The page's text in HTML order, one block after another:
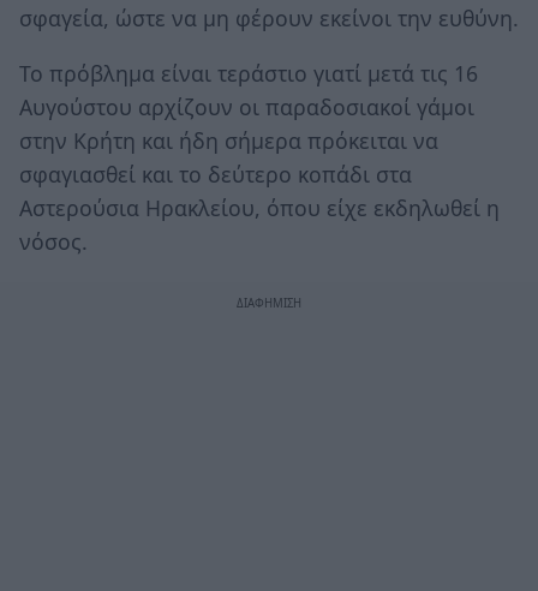
σφαγεία, ώστε να μη φέρουν εκείνοι την ευθύνη.
Το πρόβλημα είναι τεράστιο γιατί μετά τις 16
Αυγούστου αρχίζουν οι παραδοσιακοί γάμοι
στην Κρήτη και ήδη σήμερα πρόκειται να
σφαγιασθεί και το δεύτερο κοπάδι στα
Αστερούσια Ηρακλείου, όπου είχε εκδηλωθεί η
νόσος.